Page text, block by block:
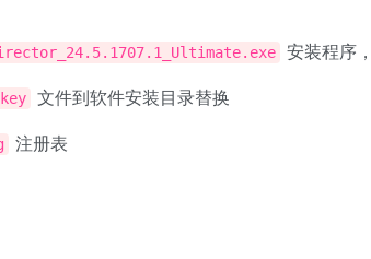
安装程序
文件到软件安装目录替换
注册表